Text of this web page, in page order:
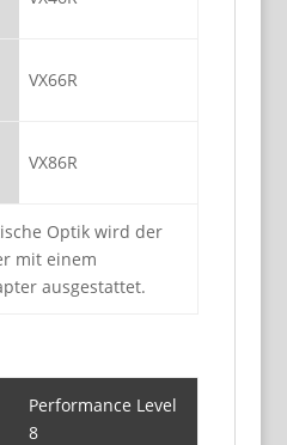
VX66R
VX86R
Optik wird der
mit einem
ausgestattet.
Performance Level
8